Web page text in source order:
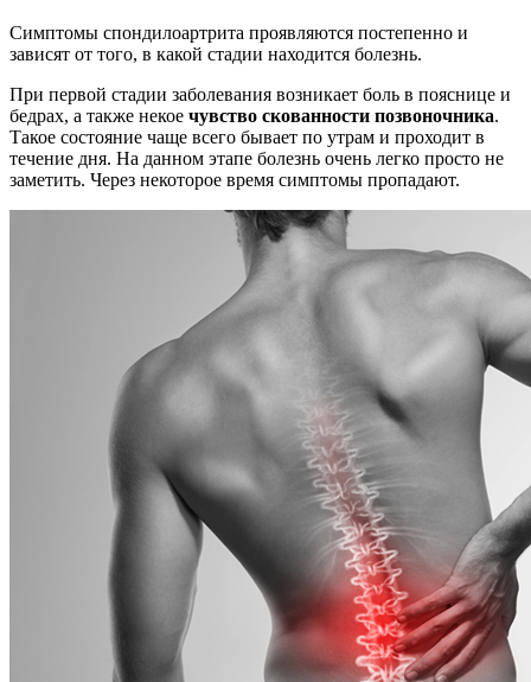
Симптомы спондилоартрита проявляются постепенно и
зависят от того, в какой стадии находится болезнь.
При первой стадии заболевания возникает боль в пояснице и
бедрах, а также некое чувство скованности позвоночника.
Такое состояние чаще всего бывает по утрам и проходит в
течение дня. На данном этапе болезнь очень легко просто не
заметить. Через некоторое время симптомы пропадают.